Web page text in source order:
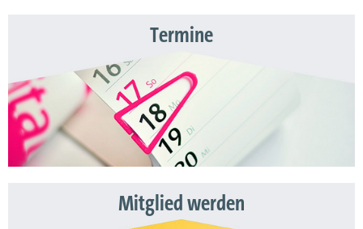
Termine
Mitglied werden